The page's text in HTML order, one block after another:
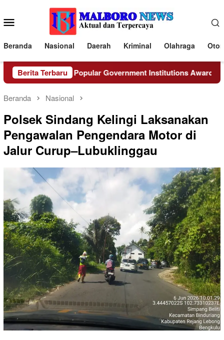
konten
Menu
Mobile
Beranda Nasional Daerah Kriminal Olahraga
Berita Terbaru
Raih Popular Government Institutions Award 2026
Beranda Nasional
Polsek Sindang Kelingi Laksanakan
Pengawalan Pengendara Motor di
Jalur Curup–Lubuklinggau